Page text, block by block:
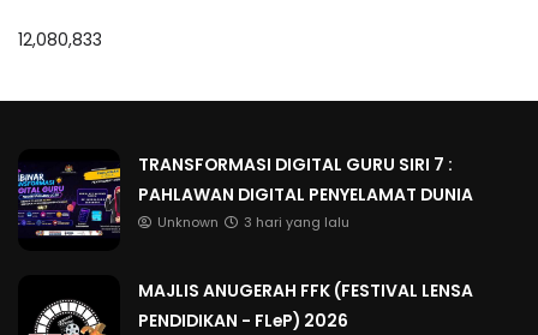
12,080,833
TRANSFORMASI DIGITAL GURU SIRI 7 :
PAHLAWAN DIGITAL PENYELAMAT DUNIA
Unknown 3 hari yang lalu
MAJLIS ANUGERAH FFK (FESTIVAL LENSA
PENDIDIKAN - FLeP) 2026